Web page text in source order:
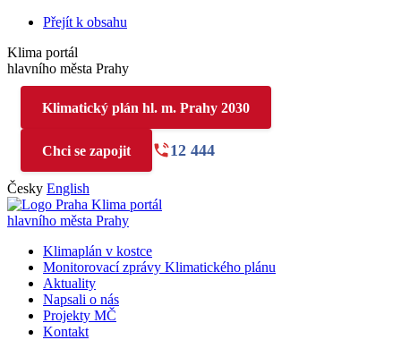
Přejít k obsahu
Klima portál
hlavního města Prahy
Klimatický plán hl. m. Prahy 2030
Chci se zapojit 12 444
Česky English
Klima portál
hlavního města Prahy
Klimaplán v kostce
Monitorovací zprávy Klimatického plánu
Aktuality
Napsali o nás
Projekty MČ
Kontakt